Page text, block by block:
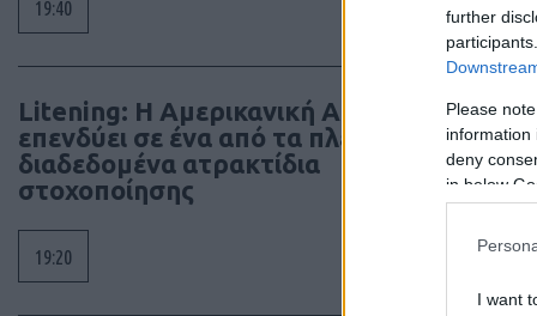
further
Please
information
deny
in below
I want
19:40
Litening: Η Αμερικανική Αεροπορία
επενδύει σε ένα από τα πλέον
διαδεδομένα ατρακτίδια
στοχοποίησης
19:20
κι